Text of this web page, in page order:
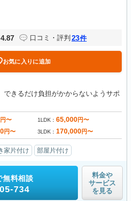
4.87 口コミ・評判 23件
お気に入りに追加
できるだけ負担がかからないようサポ
円〜 1LDK 65,000円〜
円〜 3LDK 170,000円〜
家片付け 部屋片付け
無料相談
734
料金や
サービス
を見る